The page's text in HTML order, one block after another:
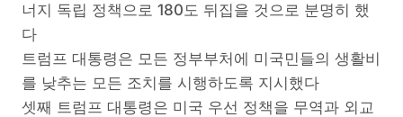
너지 독립 정책으로 180도 뒤집을 것으로 분명히 했
다
트럼프 대통령은 모든 정부부처에 미국민들의 생활비
를 낮추는 모든 조치를 시행하도록 지시했다
셋째 트럼프 대통령은 미국 우선 정책을 무역과 외교